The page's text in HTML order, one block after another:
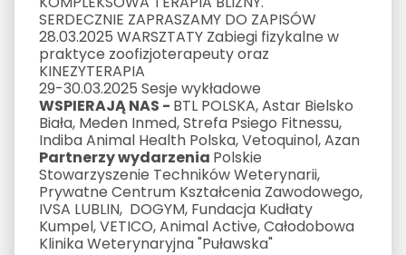
SERDECZNIE ZAPRASZAMY DO ZAPISÓW
28.03.2025 WARSZTATY Zabiegi fizykalne w
praktyce zoofizjoterapeuty oraz
KINEZYTERAPIA
29-30.03.2025 Sesje wykładowe
WSPIERAJĄ NAS - BTL POLSKA,Astar Bielsko
Biała, Meden Inmed, Strefa Psiego Fitnessu,
Indiba Animal Health Polska, Vetoquinol, Azan
Partnerzy wydarzenia Polskie
Stowarzyszenie Techników Weterynarii,
Prywatne Centrum Kształcenia Zawodowego,
IVSA LUBLIN, DOGYM, Fundacja Kudłaty
Kumpel, VETICO, Animal Active, Całodobowa
Klinika Weterynaryjna "Puławska"